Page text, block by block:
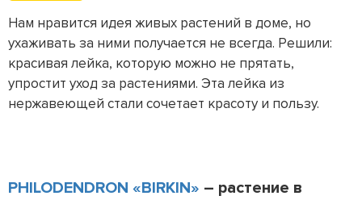
Нам нравится идея живых растений в доме, но
ухаживать за ними получается не всегда. Решили:
красивая лейка, которую можно не прятать,
упростит уход за растениями. Эта лейка из
нержавеющей стали сочетает красоту и пользу.
PHILODENDRON «BIRKIN» – растение в